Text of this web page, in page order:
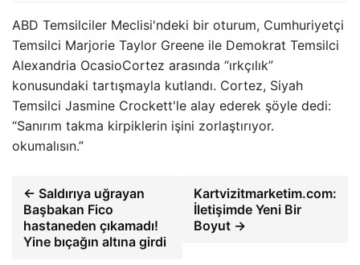
ABD Temsilciler Meclisi'ndeki bir oturum, Cumhuriyetçi
Temsilci Marjorie Taylor Greene ile Demokrat Temsilci
Alexandria OcasioCortez arasında “ırkçılık”
konusundaki tartışmayla kutlandı. Cortez, Siyah
Temsilci Jasmine Crockett'le alay ederek şöyle dedi:
“Sanırım takma kirpiklerin işini zorlaştırıyor.
okumalısın.”
← Saldırıya uğrayan
Başbakan Fico
hastaneden çıkamadı!
Yine bıçağın altına girdi
Kartvizitmarketim.com:
İletişimde Yeni Bir
Boyut →